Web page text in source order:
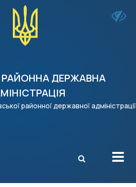
РАЙОННА ДЕРЖАВНА
районної державної адміністрації